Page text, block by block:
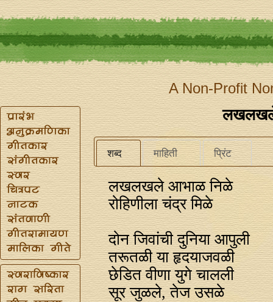
A Non-Profit
शब्द माहिती प्रिंट
लखलखले आभाळ निळे
रोहिणीला चंद्र मिळे
दोन जिवांची दुनिया आपुली
तरूतळी या हृदयाजवळी
छेडित वीणा युगे चालली
सूर जुळले, तेज उसळे